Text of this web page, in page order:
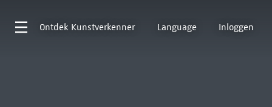
Ontdek Kunstverkenner Language Inloggen